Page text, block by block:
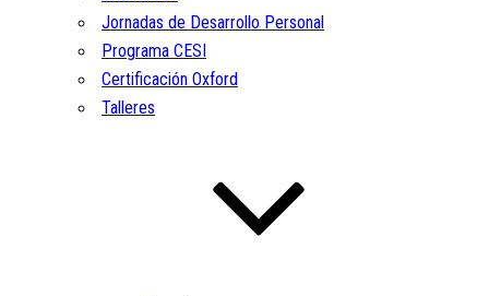
Jornadas de Desarrollo Personal
Programa CESI
Certificación Oxford
Talleres